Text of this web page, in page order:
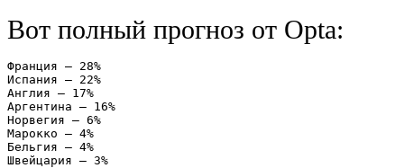
Вот полный прогноз от Opta:
Франция — 28%
Испания — 22%
Англия — 17%
Аргентина — 16%
Норвегия — 6%
Марокко — 4%
Бельгия — 4%
Швейцария — 3%